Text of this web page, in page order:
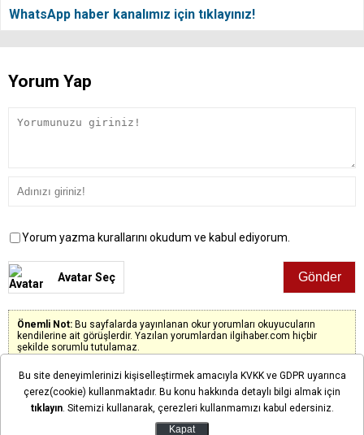
WhatsApp haber kanalımız için tıklayınız!
Yorum Yap
Yorum yazma kurallarını okudum ve kabul ediyorum.
Avatar Seç
Önemli Not: Bu sayfalarda yayınlanan okur yorumları okuyucuların
kendilerine ait görüşlerdir. Yazılan yorumlardan ilgihaber.com hiçbir
şekilde sorumlu tutulamaz.
Henüz yorum yapılmadı. İlk yorumu siz yapın!
Bu site deneyimlerinizi kişiselleştirmek amacıyla KVKK ve GDPR uyarınca
çerez(cookie) kullanmaktadır. Bu konu hakkında detaylı bilgi almak için
tıklayın. Sitemizi kullanarak, çerezleri kullanmamızı kabul edersiniz.
Kapat